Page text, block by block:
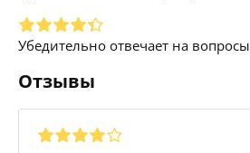
Убедительно отвечает на вопросы
Отзывы